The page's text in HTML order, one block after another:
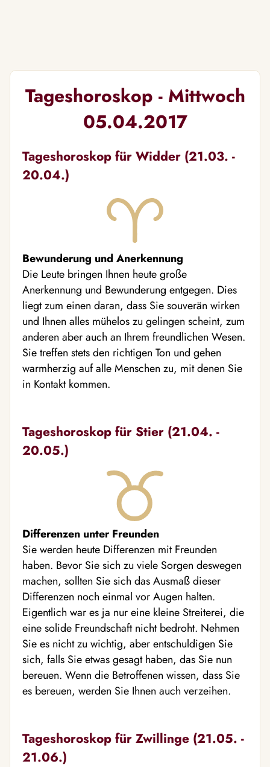
Tageshoroskop - Mittwoch
05.04.2017
Tageshoroskop für Widder (21.03. -
20.04.)
Bewunderung und Anerkennung
Die Leute bringen Ihnen heute große
Anerkennung und Bewunderung entgegen. Dies
liegt zum einen daran, dass Sie souverän wirken
und Ihnen alles mühelos zu gelingen scheint, zum
anderen aber auch an Ihrem freundlichen Wesen.
Sie treffen stets den richtigen Ton und gehen
warmherzig auf alle Menschen zu, mit denen Sie
in Kontakt kommen.
Tageshoroskop für Stier (21.04. -
20.05.)
Differenzen unter Freunden
Sie werden heute Differenzen mit Freunden
haben. Bevor Sie sich zu viele Sorgen deswegen
machen, sollten Sie sich das Ausmaß dieser
Differenzen noch einmal vor Augen halten.
Eigentlich war es ja nur eine kleine Streiterei, die
eine solide Freundschaft nicht bedroht. Nehmen
Sie es nicht zu wichtig, aber entschuldigen Sie
sich, falls Sie etwas gesagt haben, das Sie nun
bereuen. Wenn die Betroffenen wissen, dass Sie
es bereuen, werden Sie Ihnen auch verzeihen.
Tageshoroskop für Zwillinge (21.05. -
21.06.)